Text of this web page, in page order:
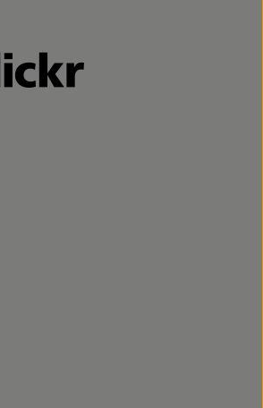
www.facebook.com/lammertzhof/
zu https://www.instagram.com/
Link zu https://www.youtube.com/
Externer Link zu https://